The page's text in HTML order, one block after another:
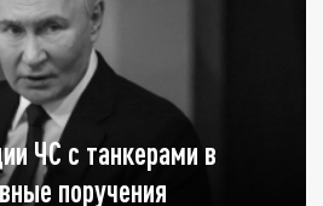
ЧС с танкерами в
поручения